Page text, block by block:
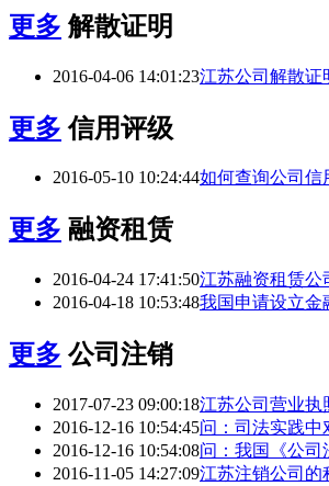
更多 解散证明
2016-04-06 14:01:23江苏公司解散证
更多 信用评级
2016-05-10 10:24:44如何查询公司信
更多 融资租赁
2016-04-24 17:41:50江苏融资租赁公
2016-04-18 10:53:48我国申请设立金
更多 公司注销
2017-07-23 09:00:18江苏公司营业执
2016-12-16 10:54:45问：司法实践中
2016-12-16 10:54:08问：我国《公司
2016-11-05 14:27:09江苏注销公司的